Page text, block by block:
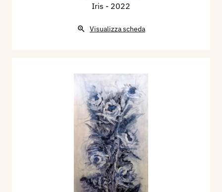
Iris - 2022
Visualizza scheda